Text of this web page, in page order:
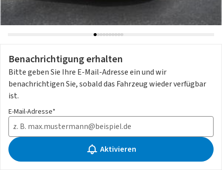
Benachrichtigung erhalten
Bitte geben Sie Ihre E-Mail-Adresse ein und wir
benachrichtigen Sie, sobald das Fahrzeug wieder verfügbar
ist.
E-Mail-Adresse*
Aktivieren